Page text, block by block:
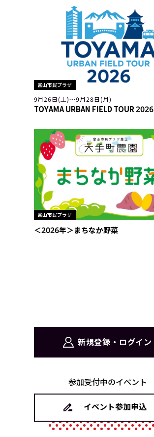
富山市民プラザ
9月26日(土)〜9月28日(月)
TOYAMA URBAN FIELD TOUR 2026
富山市民プラザ
＜2026年＞まちなか野菜
新規登録・ログイン
参加受付中のイベント
イベント参加申込